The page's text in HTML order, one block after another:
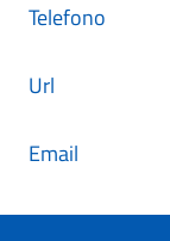
Telefono
Url
Email